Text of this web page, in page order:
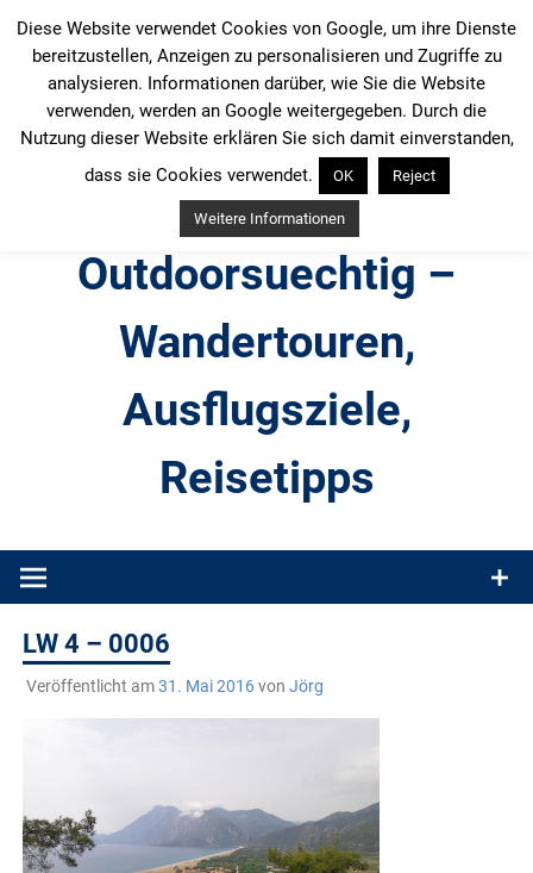
Inhalt
springen
Outdoorsuechtig –
Wandertouren,
Ausflugsziele,
Reisetipps
Produkttests und Buchrezensionen. Ein Blog für alle, die gern
LW 4 – 0006
Veröffentlicht am31. Mai 2016von Jörg
Diese Website verwendet Cookies von Google, um ihre Dienste
bereitzustellen, Anzeigen zu personalisieren und Zugriffe zu
analysieren. Informationen darüber, wie Sie die Website
verwenden, werden an Google weitergegeben. Durch die
Nutzung dieser Website erklären Sie sich damit einverstanden,
dass sie Cookies verwendet.
OK Reject
Weitere Informationen